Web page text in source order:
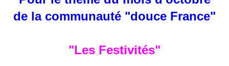
de la communauté "douce France"
"Les Festivités"